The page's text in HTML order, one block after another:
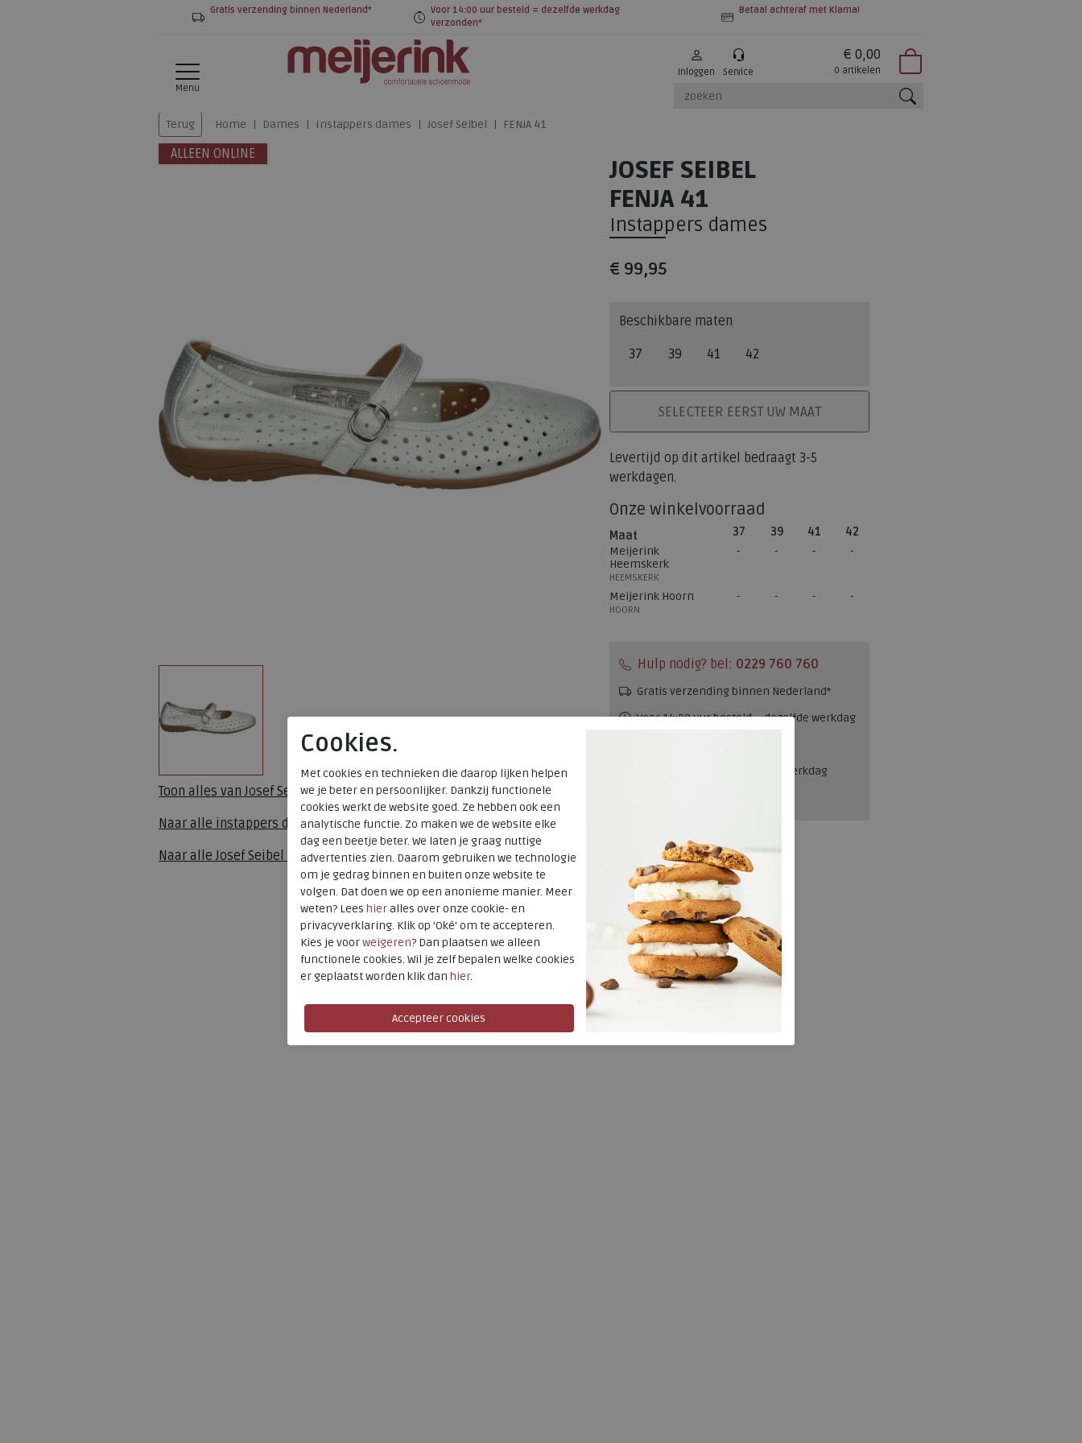
Gratis verzending binnen Nederland*
Voor 14:00 uur besteld = dezelfde werkdag
verzonden*
Betaal achteraf met Klarna!
Menu
Inloggen Service
€ 0,00
0 artikelen
Terug Home Dames Instappers dames Josef Seibel FENJA 41
ALLEEN ONLINE
Toon alles vanJosef Seibel
Naar alle instappers dames
Naar alleJosef Seibel instappers dames
JOSEF SEIBEL
FENJA 41
Instappers dames
€ 99,95
Beschikbare maten
37 39 41 42
PLAATS IN WINKELMAND
SELECTEER EERST UW MAAT
Levertijd op dit artikel bedraagt 3-5
werkdagen.
Onze winkelvoorraad
Maat 37 39 41
42
Meijerink
Heemskerk
HEEMSKERK
Meijerink Hoorn
HOORN
Hulp nodig? bel: 0229 760 760
Gratis verzending binnen Nederland*
Voor 14:00 uur besteld = dezelfde werkdag
Altijd retourneren, binnen 1 werkdag
Josef Seibel
Fabrikantcode
101.91.001.37
Bestelcode
wa349625
Kleur
Metallics
Uitneembaar
voetbed
nee
Cookies.
Met cookies en technieken die daarop lijken helpen
we je beter en persoonlijker. Dankzij functionele
cookies werkt de website goed. Ze hebben ook een
analytische functie. Zo maken we de website elke
dag een beetje beter. We laten je graag nuttige
advertenties zien. Daarom gebruiken we technologie
om je gedrag binnen en buiten onze website te
volgen. Dat doen we op een anonieme manier. Meer
weten? Lees hieralles over onze cookie- en
privacyverklaring. Klik op 'Oké' om te accepteren.
Kies je voorweigeren? Dan plaatsen we alleen
functionele cookies. Wil je zelf bepalen welke cookies
er geplaatst worden klik dan hier.